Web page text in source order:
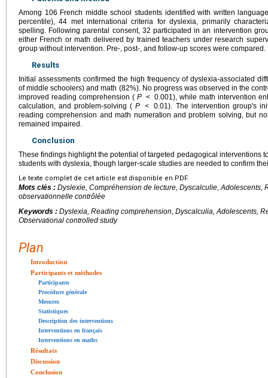
Among 106 French middle school students identified with written
percentile), 44 met international criteria for dyslexia, primarily
spelling. Following parental consent, 32 participated in an intervention
either French or math delivered by trained teachers under research
group without intervention. Pre-, post-, and follow-up scores were compared.
Results
Initial assessments confirmed the high frequency of dyslexia-associated
of middle schoolers) and math (82%). No progress was observed in the
improved reading comprehension ( P < 0.001), while math intervention
calculation, and problem-solving (P <
0.01). The intervention group's
reading comprehension and math numeration and problem solving, but
remained impaired.
Conclusion
These findings highlight the potential of targeted pedagogical interventions
students with dyslexia, though larger-scale studies are needed to confirm
Le texte complet de cet article est disponible en PDF.
Mots clés : Dyslexie, Compréhension de lecture, Dyscalculie, Adolescents,
observationnelle contrôlée
Keywords : Dyslexia, Reading comprehension, Dyscalculia, Adolescents,
Observational controlled study
Plan
Introduction
Participants et méthodes
Participants
Procédure générale
Mesures
Statistiques
Description des interventions
Interventions en français
Interventions en maths
Résultats
Discussion
Conclusion